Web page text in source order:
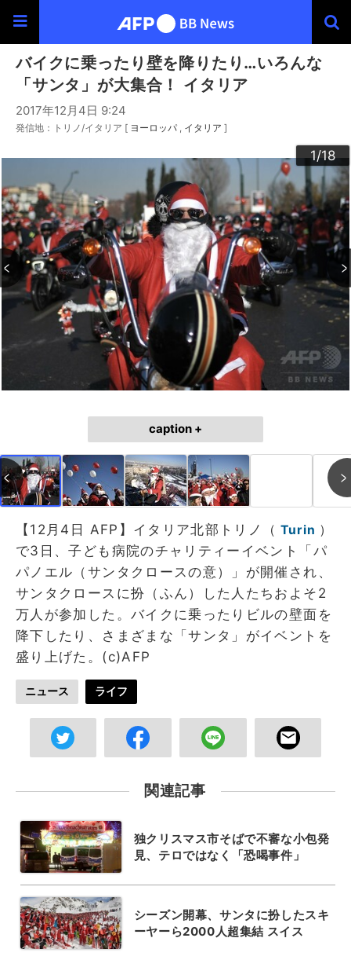
バイクに乗ったり壁を降りたり…いろんな
「サンタ」が大集合！ イタリア
2017年12月4日 9:24
発信地：トリノ/イタリア [ ヨーロッパ イタリア ]
1/18
2/18
3/18
4/18
5/18
6/18
7/18
8/18
9/18
10/18
11/18
12/18
13/18
14/18
15/18
16/18
17/18
18/18
caption +
【12月4日 AFP】イタリア北部トリノ（ Turin ）
で3日、子ども病院のチャリティーイベント「パ
パノエル（サンタクロースの意）」が開催され、
サンタクロースに扮（ふん）した人たちおよそ2
万人が参加した。バイクに乗ったりビルの壁面を
降下したり、さまざまな「サンタ」がイベントを
盛り上げた。(c)AFP
ニュース ライフ
関連記事
独クリスマス市そばで不審な小包発
見、テロではなく「恐喝事件」
シーズン開幕、サンタに扮したスキ
ーヤーら2000人超集結 スイス